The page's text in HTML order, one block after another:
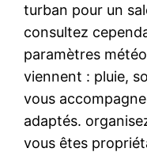
turban pour un
consultez
paramètres
viennent : pluie,
vous
adaptés.
vous êtes